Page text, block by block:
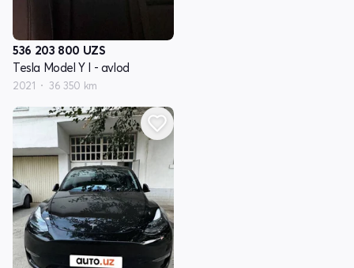
536 203 800 UZS
Tesla Model Y I - avlod
2021 36 350 km